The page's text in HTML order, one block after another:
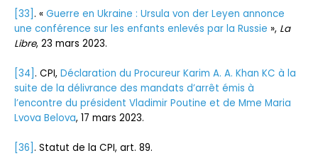
[33] . « Guerre en Ukraine : Ursula von der Leyen annonce
une conférence sur les enfants enlevés par la Russie », La
Libre, 23 mars 2023.
[34] . CPI, Déclaration du Procureur Karim A. A. Khan KC à la
suite de la délivrance des mandats d’arrêt émis à
l’encontre du président Vladimir Poutine et de Mme Maria
Lvova Belova, 17 mars 2023.
[36] . Statut de la CPI, art. 89.